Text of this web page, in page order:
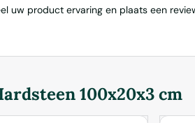
uw product ervaring en plaats een
100x20x3 cm